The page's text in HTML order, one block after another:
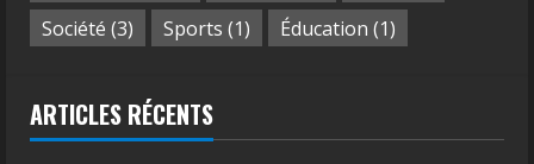
Société (3) Sports (1) Éducation (1)
ARTICLES RÉCENTS